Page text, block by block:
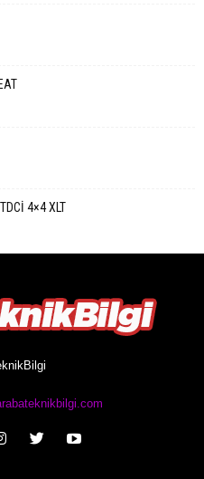
4×4 XLT